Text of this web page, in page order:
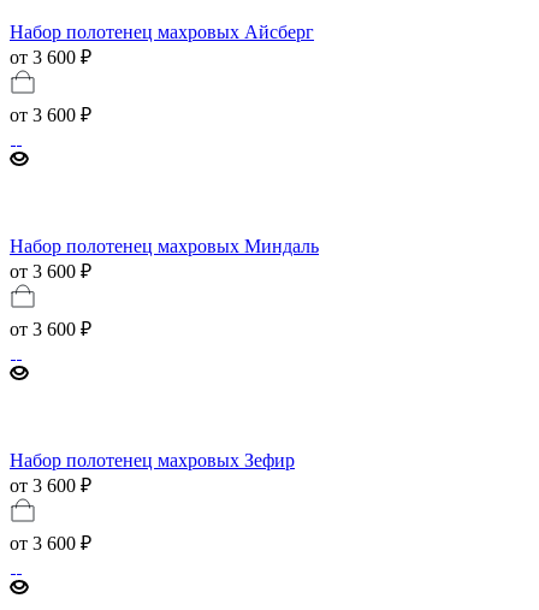
Набор полотенец махровых Айсберг
от 3 600 ₽
от 3 600 ₽
Набор полотенец махровых Миндаль
от 3 600 ₽
от 3 600 ₽
Набор полотенец махровых Зефир
от 3 600 ₽
от 3 600 ₽